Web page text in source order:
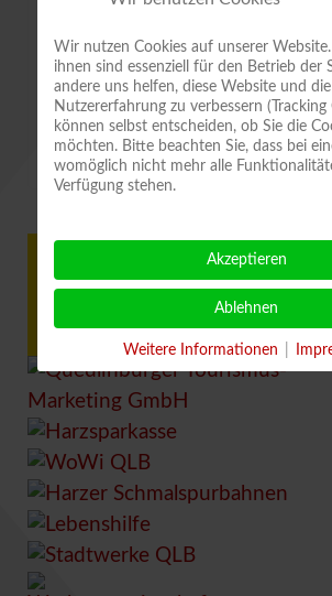
Werbung für unsere
Swingtage - Danke QTM !
Weihnachtsgrüße der
Wir nutzen Cookies auf unserer
ihnen sind essenziell für den Betrieb der
andere uns helfen, diese Website und die
Nutzererfahrung zu verbessern (Tracking
können selbst entscheiden, ob Sie die
möchten. Bitte beachten Sie, dass bei
womöglich nicht mehr alle
Verfügung stehen.
Akzeptieren
Ablehnen
Weitere Informationen